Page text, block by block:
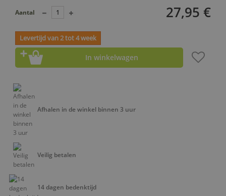
27,95 €
Aantal
Levertijd van 2 tot 4 week
In winkelwagen
Afhalen in de winkel binnen 3 uur
Veilig betalen
14 dagen bedenktijd